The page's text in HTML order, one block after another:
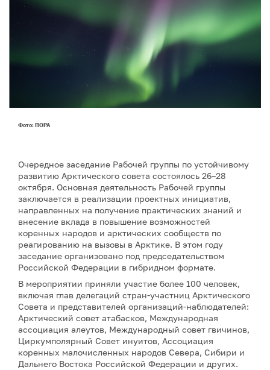
Фото: ПОРА
Очередное заседание Рабочей группы по устойчивому
развитию Арктического совета состоялось 26–28
октября. Основная деятельность Рабочей группы
заключается в реализации проектных инициатив,
направленных на получение практических знаний и
внесение вклада в повышение возможностей
коренных народов и арктических сообществ по
реагированию на вызовы в Арктике. В этом году
заседание организовано под председательством
Российской Федерации в гибридном формате.
В мероприятии приняли участие более 100 человек,
включая глав делегаций стран-участниц Арктического
Совета и представителей организаций-наблюдателей:
Арктический совет атабасков, Международная
ассоциация алеутов, Международный совет гвичинов,
Циркумполярный Совет инуитов, Ассоциация
коренных малочисленных народов Севера, Сибири и
Дальнего Востока Российской Федерации и других.